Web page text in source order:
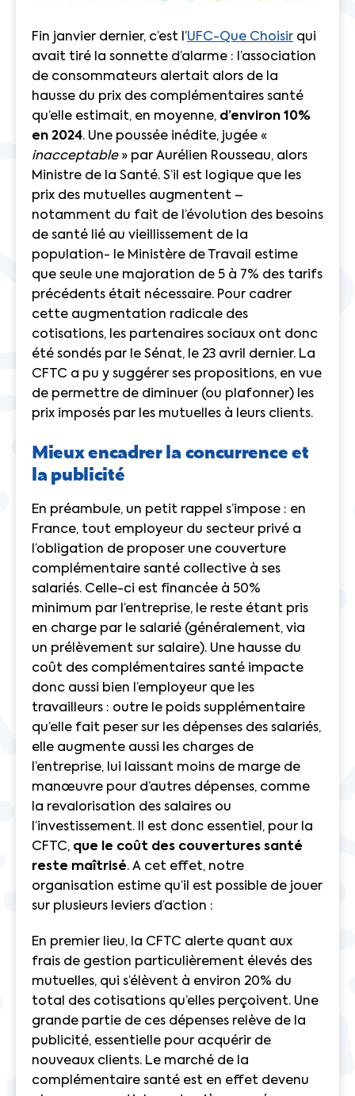
Fin janvier dernier, c’est l’UFC-Que Choisir qui
avait tiré la sonnette d’alarme : l’association
de consommateurs alertait alors de la
hausse du prix des complémentaires santé
qu’elle estimait, en moyenne, d’environ 10%
en 2024. Une poussée inédite, jugée «
inacceptable» par Aurélien Rousseau, alors
Ministre de la Santé. S’il est logique que les
prix des mutuelles augmentent –
notamment du fait de l’évolution des besoins
de santé lié au vieillissement de la
population- le Ministère de Travail estime
que seule une majoration de 5 à 7% des tarifs
précédents était nécessaire. Pour cadrer
cette augmentation radicale des
cotisations, les partenaires sociaux ont donc
été sondés par le Sénat, le 23 avril dernier. La
CFTC a pu y suggérer ses propositions, en vue
de permettre de diminuer (ou plafonner) les
prix imposés par les mutuelles à leurs clients.
Mieux encadrer la concurrence et
la publicité
En préambule, un petit rappel s’impose : en
France, tout employeur du secteur privé a
l’obligation de proposer une couverture
complémentaire santé collective à ses
salariés. Celle-ci est financée à 50%
minimum par l’entreprise, le reste étant pris
en charge par le salarié (généralement, via
un prélèvement sur salaire). Une hausse du
coût des complémentaires santé impacte
donc aussi bien l’employeur que les
travailleurs : outre le poids supplémentaire
qu’elle fait peser sur les dépenses des salariés,
elle augmente aussi les charges de
l’entreprise, lui laissant moins de marge de
manœuvre pour d’autres dépenses, comme
la revalorisation des salaires ou
l’investissement. Il est donc essentiel, pour la
CFTC, que le coût des couvertures santé
reste maîtrisé. A cet effet, notre
organisation estime qu’il est possible de jouer
sur plusieurs leviers d’action :
En premier lieu, la CFTC alerte quant aux
frais de gestion particulièrement élevés des
mutuelles, qui s’élèvent à environ 20% du
total des cotisations qu’elles perçoivent. Une
grande partie de ces dépenses relève de la
publicité, essentielle pour acquérir de
nouveaux clients. Le marché de la
complémentaire santé est en effet devenu